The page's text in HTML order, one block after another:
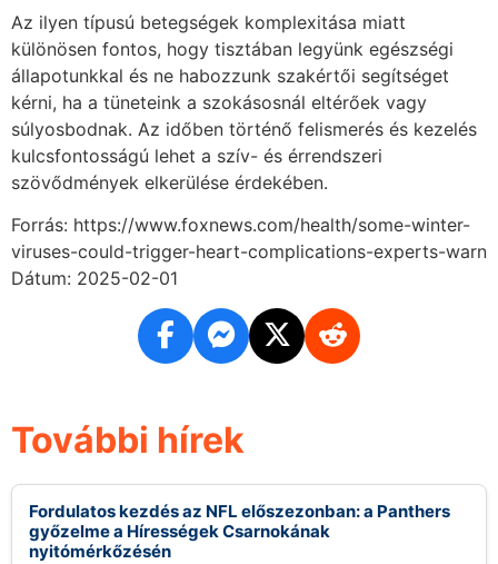
Az ilyen típusú betegségek komplexitása miatt
különösen fontos, hogy tisztában legyünk egészségi
állapotunkkal és ne habozzunk szakértői segítséget
kérni, ha a tüneteink a szokásosnál eltérőek vagy
súlyosbodnak. Az időben történő felismerés és kezelés
kulcsfontosságú lehet a szív- és érrendszeri
szövődmények elkerülése érdekében.
Forrás: https://www.foxnews.com/health/some-winter-
viruses-could-trigger-heart-complications-experts-warn
Dátum: 2025-02-01
További hírek
Fordulatos kezdés az NFL előszezonban: a Panthers
győzelme a Hírességek Csarnokának
nyitómérkőzésén